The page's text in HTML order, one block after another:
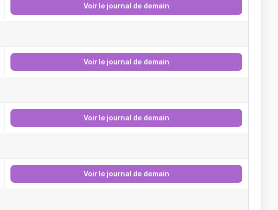
Voir le journal de demain
Voir le journal de demain
Voir le journal de demain
Voir le journal de demain